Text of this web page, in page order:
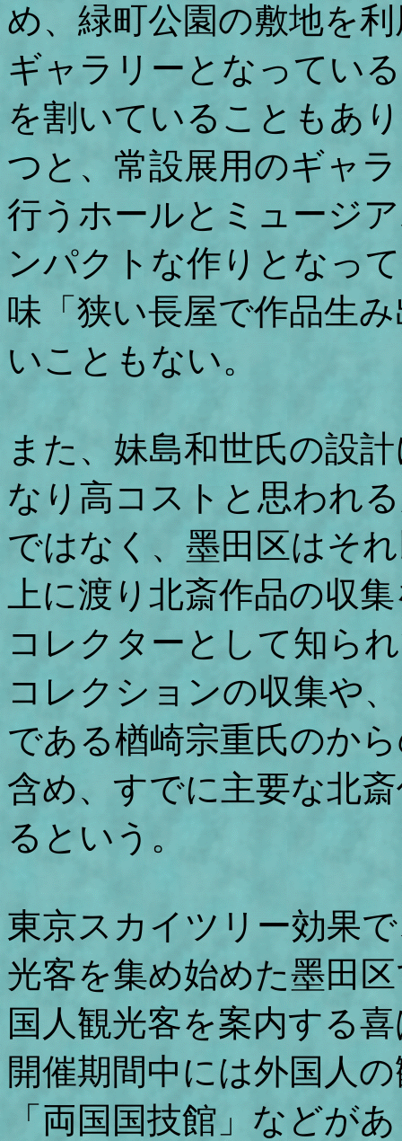
め、緑町公園の敷地を
ギャラリーとなってい
を割いていることもあ
つと、常設展用のギャ
行うホールとミュージ
ンパクトな作りとなっ
味「狭い長屋で作品生
いこともない。
また、妹島和世氏の設
なり高コストと思われ
ではなく、墨田区はそ
上に渡り北斎作品の収
コレクターとして知ら
コレクションの収集や
である楢崎宗重氏のか
含め、すでに主要な北
るという。
東京スカイツリー効果
光客を集め始めた墨田
国人観光客を案内する
開催期間中には外国人
「両国国技館」などが